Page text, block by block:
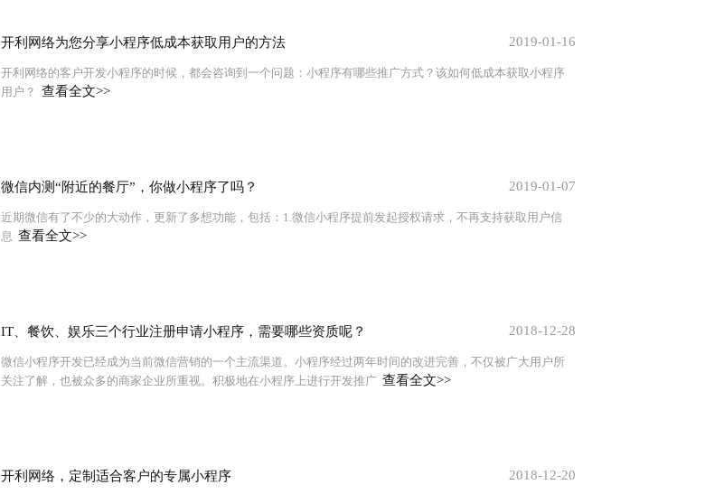
开利网络为您分享小程序低成本获取用户的方法 2019-01-16
开利网络的客户开发小程序的时候，都会咨询到一个问题：小程序有哪些推广方式？该如何低成本获取小程序
用户？ 查看全文>>
微信内测“附近的餐厅”，你做小程序了吗？ 2019-01-07
近期微信有了不少的大动作，更新了多想功能，包括：1.微信小程序提前发起授权请求，不再支持获取用户信
息 查看全文>>
IT、餐饮、娱乐三个行业注册申请小程序，需要哪些资质呢？ 2018-12-28
微信小程序开发已经成为当前微信营销的一个主流渠道。小程序经过两年时间的改进完善，不仅被广大用户所
关注了解，也被众多的商家企业所重视。积极地在小程序上进行开发推广 查看全文>>
开利网络，定制适合客户的专属小程序 2018-12-20